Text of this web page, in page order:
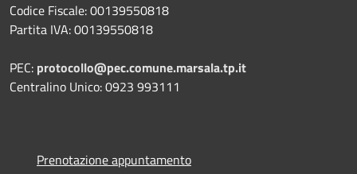
Codice Fiscale: 00139550818
Partita IVA: 00139550818
PEC: protocollo@pec.comune.marsala.tp.it
Centralino Unico: 0923 993111
Prenotazione appuntamento